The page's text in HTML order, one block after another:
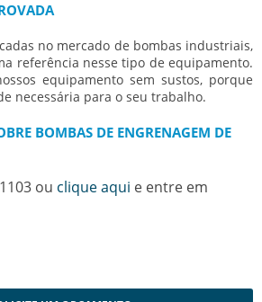
no mercado de bombas industriais,
referência nesse tipo de equipamento.
equipamento sem sustos, porque
necessária para o seu trabalho.
BOMBAS DE ENGRENAGEM DE
ou clique aqui e entre em